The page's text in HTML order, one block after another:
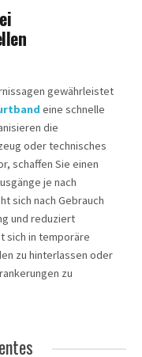
gewährleistet
eine schnelle
die
oder technisches
schaffen Sie einen
je nach
sich nach Gebrauch
und reduziert
sich in temporäre
zu hinterlassen oder
zu